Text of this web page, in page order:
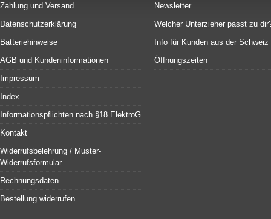
Zahlung und Versand
Datenschutzerklärung
Batteriehinweise
AGB und Kundeninformationen
Impressum
Index
Informationspflichten nach §18 ElektroG
Kontakt
Widerrufsbelehrung / Muster-
Widerrufsformular
Rechnungsdaten
Bestellung widerrufen
Newsletter
Welcher Unterzieher passt zu
Info für Kunden aus der Schweiz
Öffnungszeiten